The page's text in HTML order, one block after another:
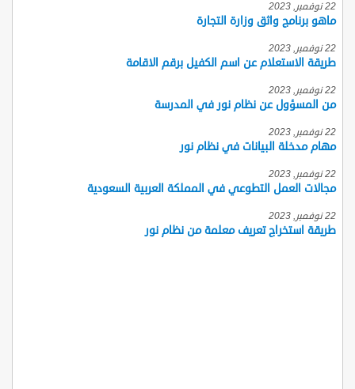
22 نوفمبر, 2023
ماهو برنامج واثق وزارة التجارة
22 نوفمبر, 2023
طريقة الاستعلام عن اسم الكفيل برقم الاقامة
22 نوفمبر, 2023
من المسؤول عن نظام نور في المدرسة
22 نوفمبر, 2023
مهام مدخلة البيانات في نظام نور
22 نوفمبر, 2023
مجالات العمل التطوعي في المملكة العربية السعودية
22 نوفمبر, 2023
طريقة استخراج تعريف معلمة من نظام نور